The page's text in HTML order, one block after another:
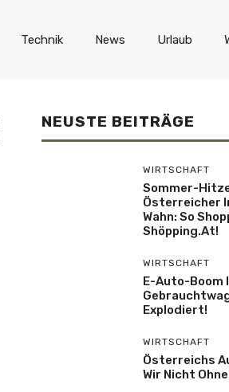
Technik News Urlaub
NEUSTE BEITRÄGE
WIRTSCHAFT
Sommer-
Österreicher
Wahn: So
Shöpping.at!
WIRTSCHAFT
E-Auto-Boom
Explodiert!
WIRTSCHAFT
Österreichs
Wir Nicht